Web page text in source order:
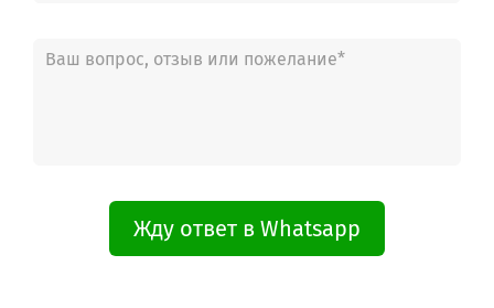
Жду ответ в Whatsapp